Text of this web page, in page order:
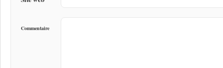
Commentaire